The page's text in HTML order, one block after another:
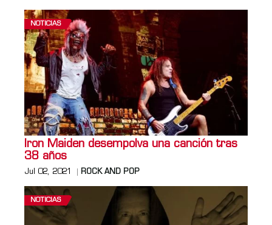
NOTICIAS
Iron Maiden desempolva una canción tras
38 años
Jul 02, 2021 ROCK AND POP
NOTICIAS